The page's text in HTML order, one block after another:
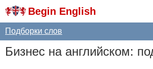
Begin English
Подборки слов
Бизнес на английском: